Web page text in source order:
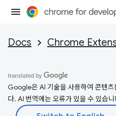
Docs Chrome
Google은 AI 기술을 사용하여 콘텐츠
다. AI 번역에는 오류가 있을 수 있습니